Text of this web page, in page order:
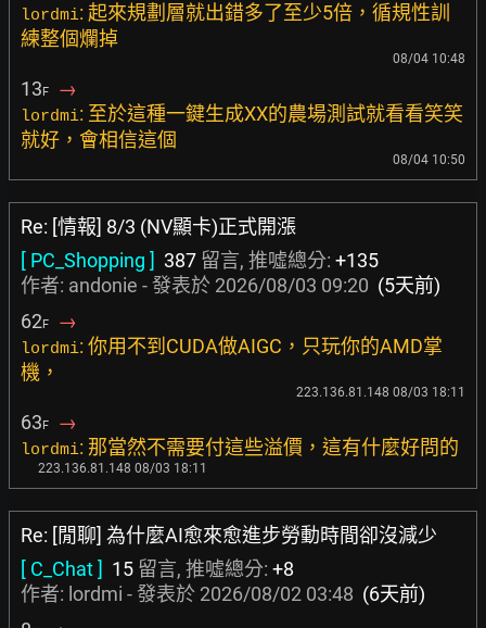
lordmi: 起來規劃層就出錯多了至少5倍，循規性訓
練整個爛掉
08/04 10:48
13F →
lordmi: 至於這種一鍵生成XX的農場測試就看看笑笑
就好，會相信這個
08/04 10:50
Re: [情報] 8/3 (NV顯卡)正式開漲
[ PC_Shopping ] 387 留言, 推噓總分: +135
作者: andonie - 發表於 2026/08/03 09:20 (5天前)
62F →
lordmi: 你用不到CUDA做AIGC，只玩你的AMD掌
機，
223.136.81.148 08/03 18:11
63F →
lordmi: 那當然不需要付這些溢價，這有什麼好問的
223.136.81.148 08/03 18:11
Re: [閒聊] 為什麼AI愈來愈進步勞動時間卻沒減少
[ C_Chat ] 15 留言, 推噓總分: +8
作者: lordmi - 發表於 2026/08/02 03:48 (6天前)